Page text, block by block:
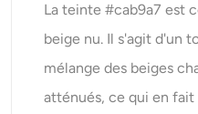
La teinte #cab9a7 est
beige nu. Il s'agit d'un
mélange des beiges
atténués, ce qui en fait